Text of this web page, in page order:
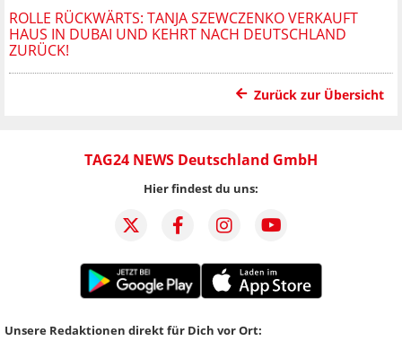
ROLLE RÜCKWÄRTS: TANJA SZEWCZENKO VERKAUFT
HAUS IN DUBAI UND KEHRT NACH DEUTSCHLAND
ZURÜCK!
Zurück zur Übersicht
TAG24 NEWS Deutschland GmbH
Hier findest du uns:
Unsere Redaktionen direkt für Dich vor Ort: